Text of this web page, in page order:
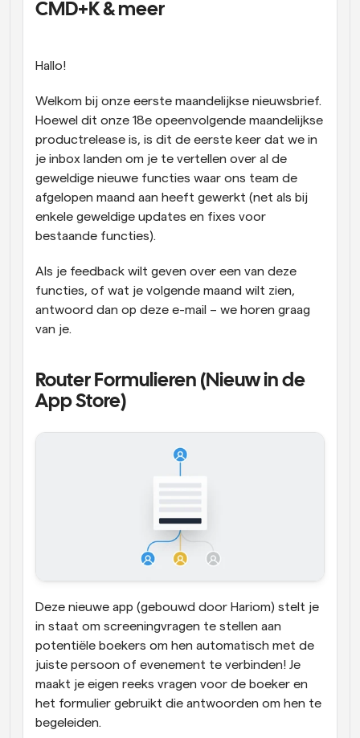
Supercharged planning met AI-gestuurde
oproepen
Blijf op de hoogte van het laatste nieuws en updates
Instant Vergaderingen
Ontmoet cliënten binnen enkele minuten
Dynamische Groep Links
Boek naadloos vergaderingen met meerdere mensen
Ontvang een melding wanneer er iets gebeurt
CMD+K & meer
Hallo!
Welkom bij onze eerste maandelijkse nieuwsbrief.
Hoewel dit onze 18e opeenvolgende maandelijkse
productrelease is, is dit de eerste keer dat we in
je inbox landen om je te vertellen over al de
geweldige nieuwe functies waar ons team de
afgelopen maand aan heeft gewerkt (net als bij
enkele geweldige updates en fixes voor
bestaande functies).
Als je feedback wilt geven over een van deze
functies, of wat je volgende maand wilt zien,
antwoord dan op deze e-mail – we horen graag
van je.
Router Formulieren (Nieuw in de
App Store)
Deze nieuwe app (gebouwd door Hariom) stelt je
in staat om screeningvragen te stellen aan
potentiële boekers om hen automatisch met de
juiste persoon of evenement te verbinden! Je
maakt je eigen reeks vragen voor de boeker en
het formulier gebruikt die antwoorden om hen te
begeleiden.